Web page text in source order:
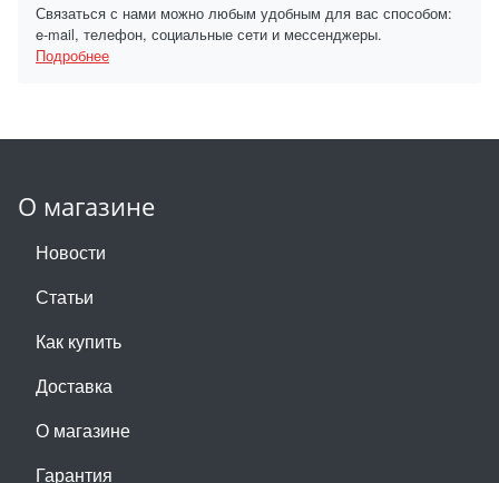
Связаться с нами можно любым удобным для вас способом:
e-mail, телефон, социальные сети и мессенджеры.
Подробнее
О магазине
Новости
Статьи
Как купить
Доставка
О магазине
Гарантия